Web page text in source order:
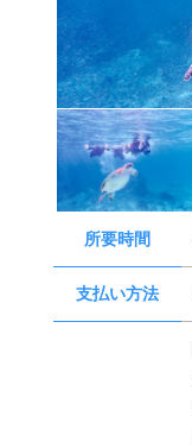
所要時間
支払い方法